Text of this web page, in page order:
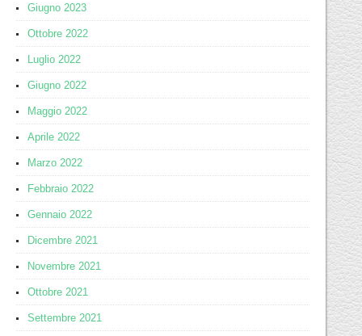
Giugno 2023
Ottobre 2022
Luglio 2022
Giugno 2022
Maggio 2022
Aprile 2022
Marzo 2022
Febbraio 2022
Gennaio 2022
Dicembre 2021
Novembre 2021
Ottobre 2021
Settembre 2021